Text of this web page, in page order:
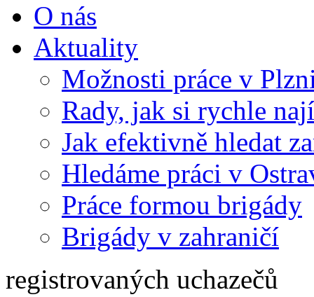
O nás
Aktuality
Možnosti práce v
Rady, jak si rychle
Jak efektivně hledat
Hledáme práci v
Práce formou brigády
Brigády v zahraničí
registrovaných uchazečů